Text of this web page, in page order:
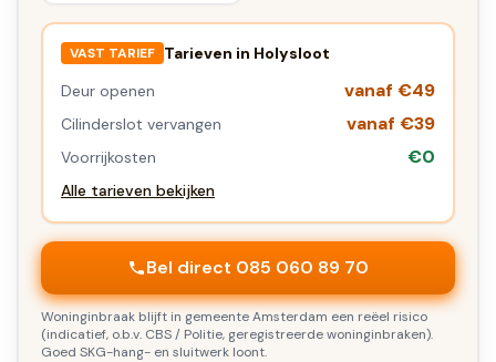
VAST TARIEF Tarieven in Holysloot
Deur openen
vanaf €49
Cilinderslot vervangen vanaf €39
Voorrijkosten €0
Alle tarieven bekijken
Bel direct 085 060 89 70
Woninginbraak blijft in gemeente Amsterdam een reëel risico
(indicatief, o.b.v. CBS / Politie, geregistreerde woninginbraken).
Goed SKG-hang- en sluitwerk loont.